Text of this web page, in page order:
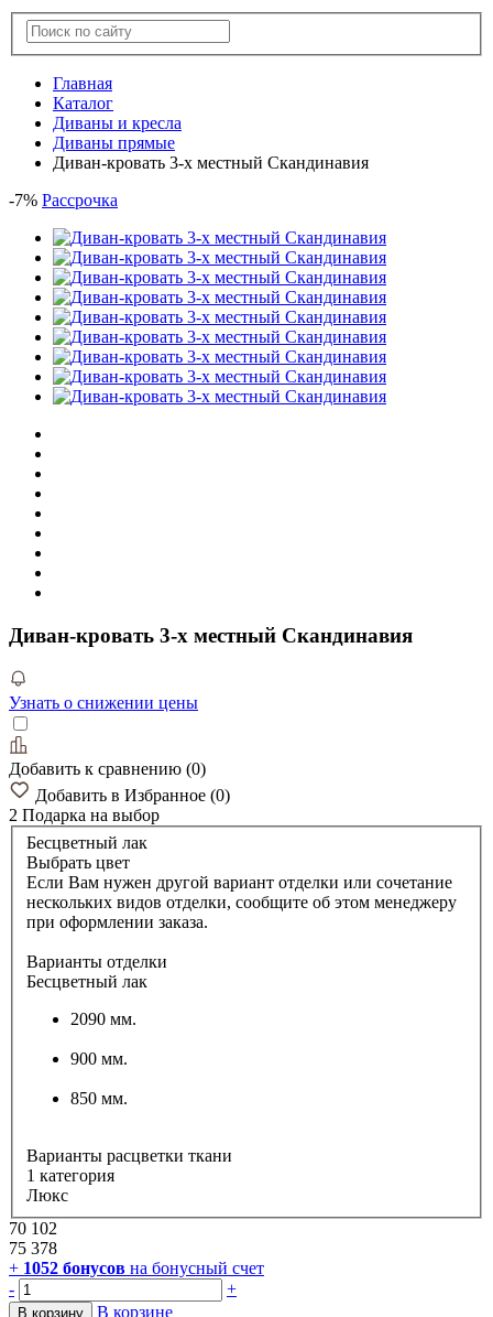
Главная
Каталог
Диваны и кресла
Диваны прямые
Диван-кровать 3-х местный Скандинавия
-7% Рассрочка
Диван-кровать 3-х местный Скандинавия
Узнать о снижении цены
Добавить к сравнению (0)
Добавить в Избранное (0)
2 Подарка на выбор
Бесцветный лак
Выбрать цвет
Если Вам нужен другой вариант отделки или сочетание
нескольких видов отделки, сообщите об этом менеджеру
при оформлении заказа.
Варианты отделки
Бесцветный лак
2090 мм.
900 мм.
850 мм.
Варианты расцветки ткани
1 категория
Люкс
70 102
75 378
+ 1052 бонусов на бонусный счет
-
+
В корзину В корзине